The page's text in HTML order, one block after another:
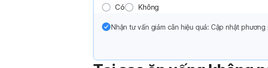
Có Không
Nhận tư vấn giảm cân hiệu quả: Cập nhật